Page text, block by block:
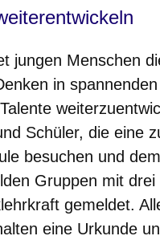
jungen Menschen
in
Schüler, die eine
besuchen und
Gruppen mit
gemeldet.
eine Urkunde